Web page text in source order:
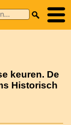
keuren. De
Historisch